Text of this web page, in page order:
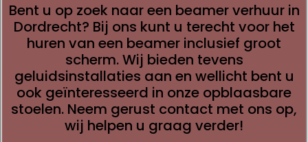
Bent u op zoek naar een beamer verhuur in
Dordrecht? Bij ons kunt u terecht voor het
huren van een beamer inclusief groot
scherm. Wij bieden tevens
geluidsinstallaties aan en wellicht bent u
ook geïnteresseerd in onze opblaasbare
stoelen. Neem gerust contact met ons op,
wij helpen u graag verder!